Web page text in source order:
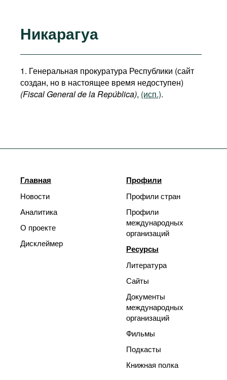
Никарагуа
1. Генеральная прокуратура Республики (сайт
создан, но в настоящее время недоступен)
(Fiscal General de la República), (исп.).
Главная
Новости
Аналитика
О проекте
Дисклеймер
Профили
Профили стран
Профили
международных
организаций
Ресурсы
Литература
Сайты
Документы
международных
организаций
Фильмы
Подкасты
Книжная полка